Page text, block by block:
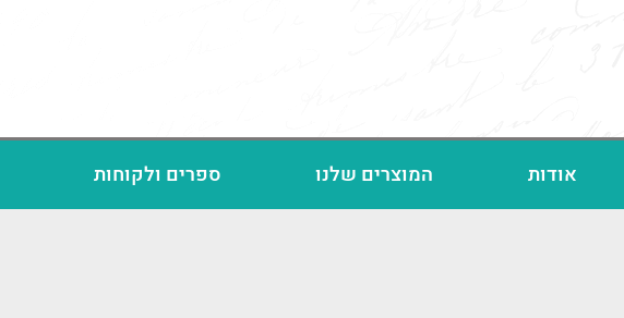
אודות המוצרים שלנו ספרים ולקוחות